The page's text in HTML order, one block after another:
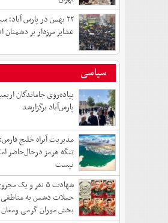
۲۲ بهمن در پارس آباد؛
عشایر مرزدار بر دشمنان
سیاسی
پیاده‌روی جاماندگان
پارس‌آباد برگزارشد
مدیریت آبراه خلیج
تنگه هرمز درحال‌حاضر
نیست
شهادت ۵ نفر و یک
حملات دشمن به مناطقی
بخش موران گرمی ومغان